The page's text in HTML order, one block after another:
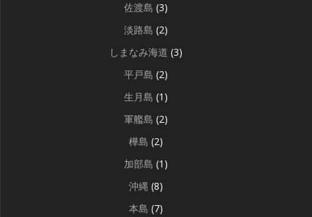
佐渡島 (3)
淡路島 (2)
しまなみ海道 (3)
平戸島 (2)
生月島 (1)
軍艦島 (2)
樺島 (2)
加部島 (1)
沖縄 (8)
本島 (7)